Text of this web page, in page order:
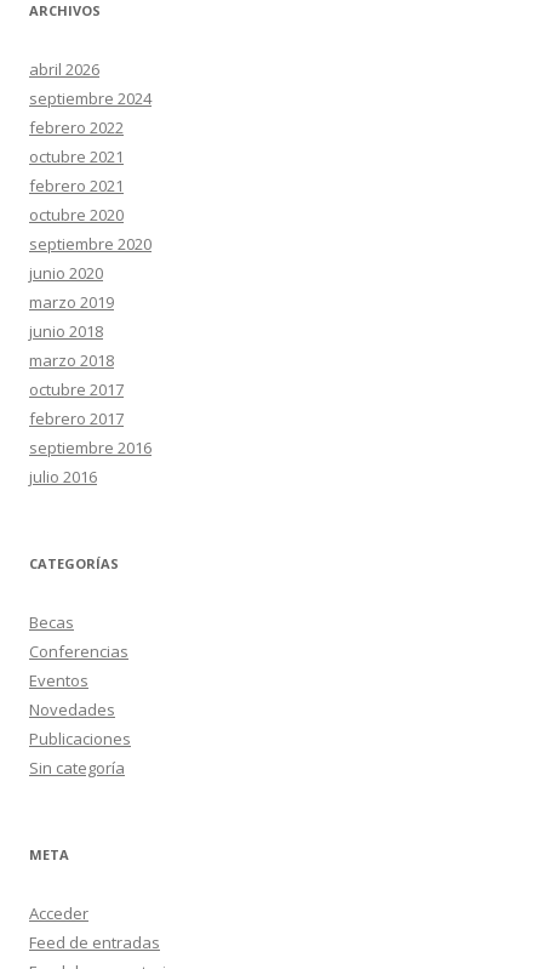
ARCHIVOS
abril 2026
septiembre 2024
febrero 2022
octubre 2021
febrero 2021
octubre 2020
septiembre 2020
junio 2020
marzo 2019
junio 2018
marzo 2018
octubre 2017
febrero 2017
septiembre 2016
julio 2016
CATEGORÍAS
Becas
Conferencias
Eventos
Novedades
Publicaciones
Sin categoría
META
Acceder
Feed de entradas